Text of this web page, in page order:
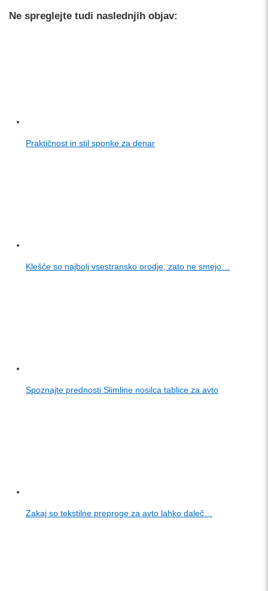
Ne spreglejte tudi naslednjih objav:
Praktičnost in stil sponke za denar
Klešče so najbolj vsestransko orodje, zato ne smejo…
Spoznajte prednosti Slimline nosilca tablice za avto
Zakaj so tekstilne preproge za avto lahko daleč…